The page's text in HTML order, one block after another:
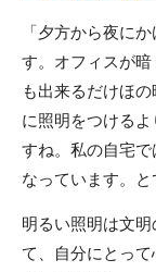
「夕方から夜に
す。オフィスが
も出来るだけほ
に照明をつける
すね。私の自宅
なっています。と
明るい照明は文
て、自分にとっ